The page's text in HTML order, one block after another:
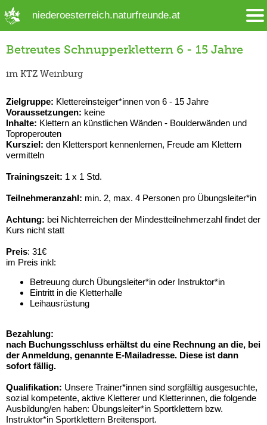
niederoesterreich.naturfreunde.at
Betreutes Schnupperklettern 6 - 15 Jahre
im KTZ Weinburg
Zielgruppe: Klettereinsteiger*innen von 6 - 15 Jahre
Voraussetzungen: keine
Inhalte: Klettern an künstlichen Wänden - Boulderwänden und
Toproperouten
Kursziel: den Klettersport kennenlernen, Freude am Klettern
vermitteln
Trainingszeit: 1 x 1 Std.
Teilnehmeranzahl: min. 2, max. 4 Personen pro Übungsleiter*in
Achtung: bei Nichterreichen der Mindestteilnehmerzahl findet der
Kurs nicht statt
Preis: 31€
im Preis inkl:
Betreuung durch Übungsleiter*in oder Instruktor*in
Eintritt in die Kletterhalle
Leihausrüstung
Bezahlung:
nach Buchungsschluss erhältst du eine Rechnung an die, bei
der Anmeldung, genannte E-Mailadresse. Diese ist dann
sofort fällig.
Qualifikation: Unsere Trainer*innen sind sorgfältig ausgesuchte,
sozial kompetente, aktive Kletterer und Kletterinnen, die folgende
Ausbildung/en haben: Übungsleiter*in Sportklettern bzw.
Instruktor*in Sportklettern Breitensport.